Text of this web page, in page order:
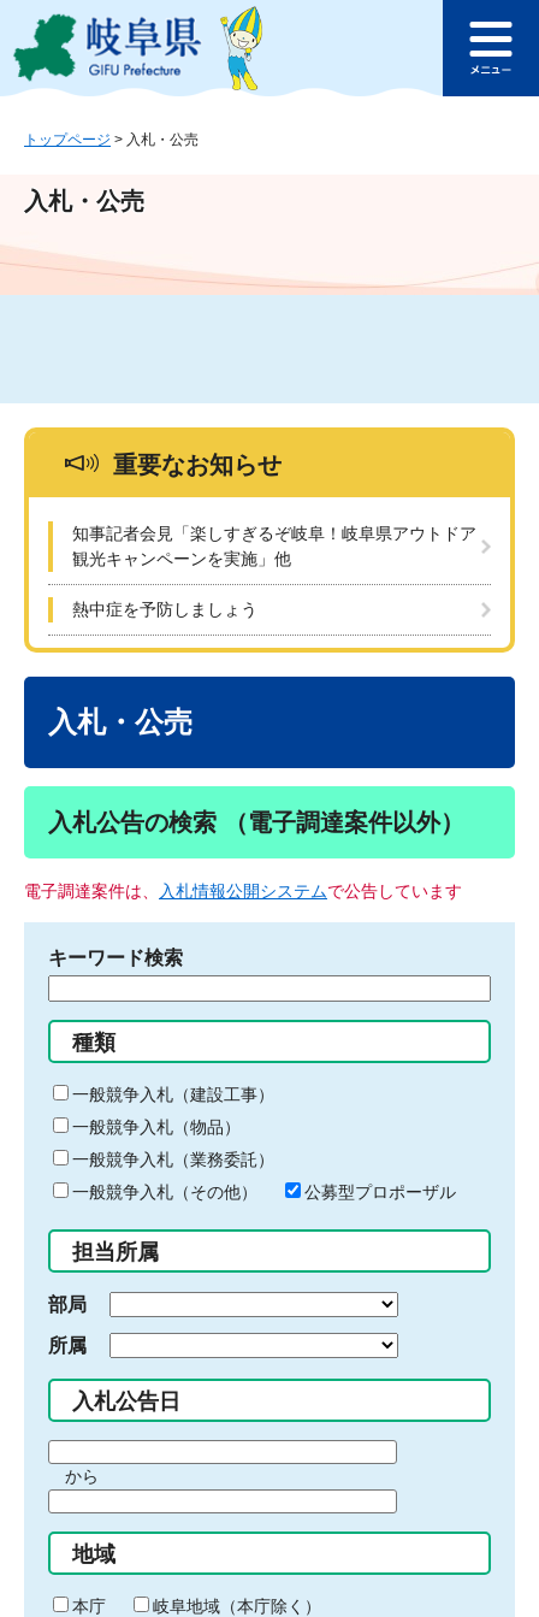
ジ
ュ
文
このページの本文へ
ュ
トップページ > 入札・公売
入札・公売
重要なお知らせ
知事記者会見「楽しすぎるぞ岐阜！岐阜県アウトドア
観光キャンペーンを実施」他
熱中症を予防しましょう
入札・公売
入札公告の検索 （電子調達案件以外）
電子調達案件は、 入札情報公開システムで公告しています
キーワード検索
る
キ
ー
ワ
ー
ド
入
力
種類
一般競争入札（建設工事）
一般競争入札（物品）
一般競争入札（業務委託）
一般競争入札（その他）
公募型プロポーザル
担当所属
部局
所属
入札公告日
間
始
り
から
間
終
わ
地域
本庁
岐阜地域（本庁除く）